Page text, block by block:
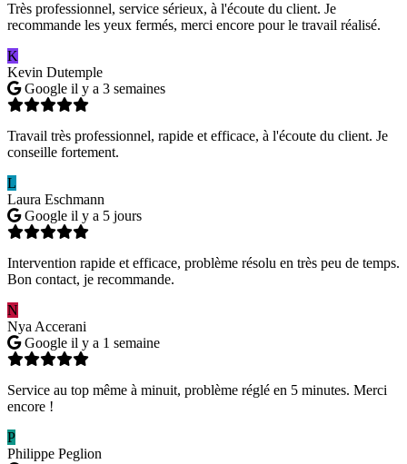
Très professionnel, service sérieux, à l'écoute du client. Je
recommande les yeux fermés, merci encore pour le travail réalisé.
K
Kevin Dutemple
Google il y a 3 semaines
Travail très professionnel, rapide et efficace, à l'écoute du client. Je
conseille fortement.
L
Laura Eschmann
Google il y a 5 jours
Intervention rapide et efficace, problème résolu en très peu de temps.
Bon contact, je recommande.
N
Nya Accerani
Google il y a 1 semaine
Service au top même à minuit, problème réglé en 5 minutes. Merci
encore !
P
Philippe Peglion